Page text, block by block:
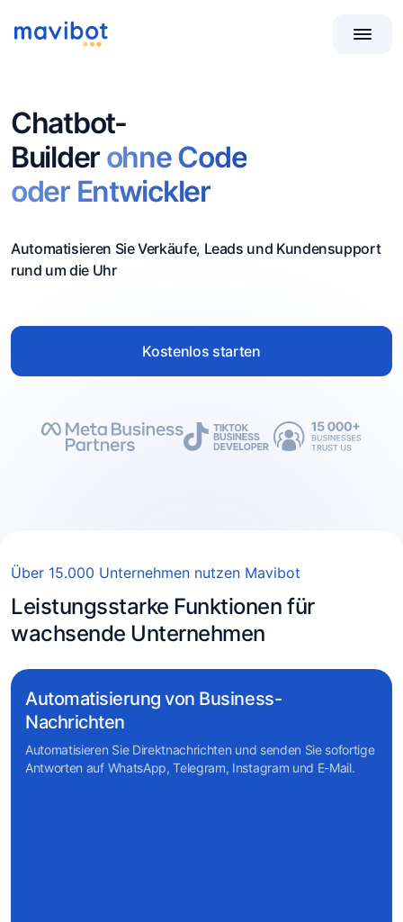
Chatbot-
Builder ohne Code
oder Entwickler
Automatisieren Sie Verkäufe, Leads und Kundensupport
rund um die Uhr
Kostenlos starten
Über 15.000 Unternehmen nutzen Mavibot
Leistungsstarke Funktionen für
wachsende Unternehmen
Automatisierung von Business-
Nachrichten
Automatisieren Sie Direktnachrichten und senden Sie sofortige
Antworten auf WhatsApp, Telegram, Instagram und E-Mail.